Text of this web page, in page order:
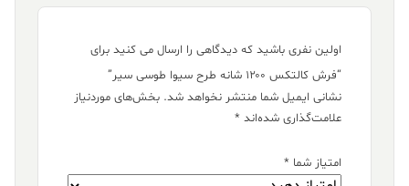
اولین نفری باشید که دیدگاهی را ارسال می کنید برای
“فرش کالتکس ۱۲۰۰ شانه طرح سیوا طوسی سیر”
نشانی ایمیل شما منتشر نخواهد شد. بخش‌های موردنیاز
علامت‌گذاری شده‌اند *
امتیاز شما *